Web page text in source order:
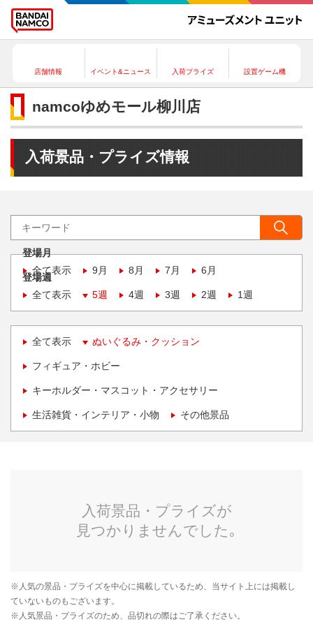
店舗情報 イベント&ニュース 入荷プライズ 設置ゲーム機
namcoゆめモール柳川店
入荷景品・プライズ情報
登場月
全て表示
9月 8月 7月 6月
登場週
全て表示
5週 4週 3週 2週 1週
全て表示 ぬいぐるみ・クッション
フィギュア・ホビー
キーホルダー・マスコット・アクセサリー
生活雑貨・インテリア・小物 その他景品